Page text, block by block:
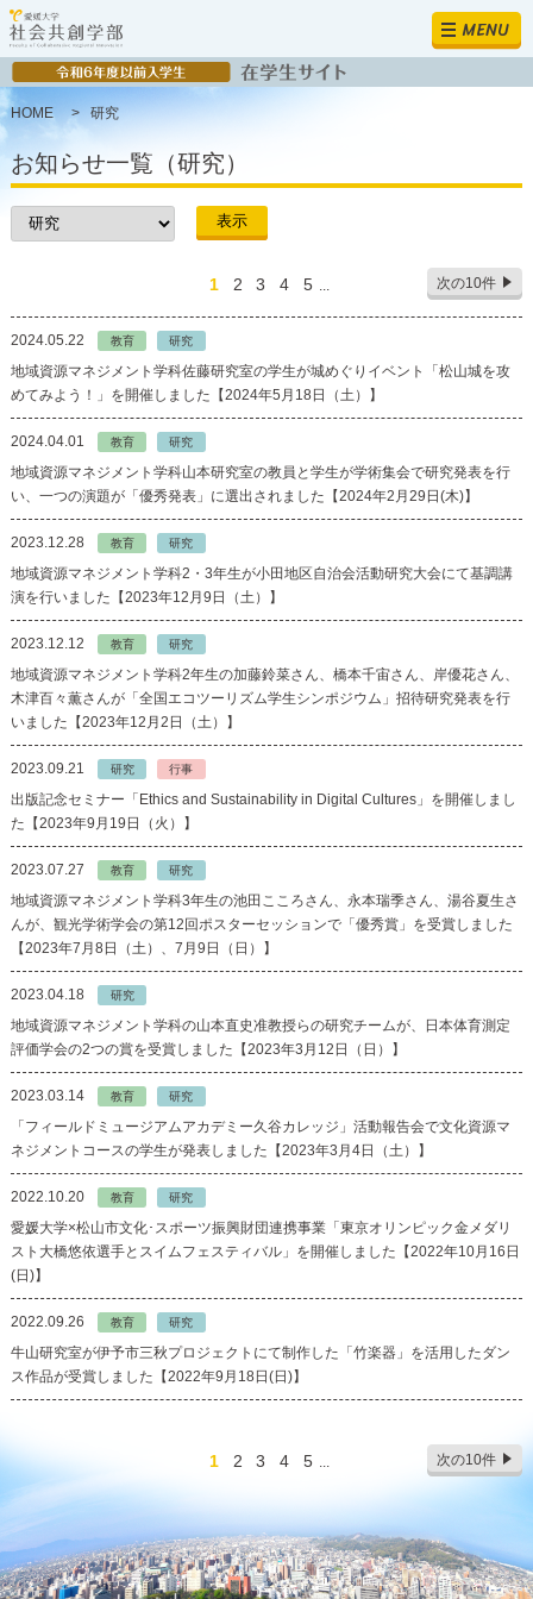
MENU
HOME > 研究
お知らせ一覧（研究）
1 2 3 4 5 ... 次の10件
2024.05.22 教育 研究
地域資源マネジメント学科佐藤研究室の学生が城めぐりイベント「松山城を攻
めてみよう！」を開催しました【2024年5月18日（土）】
2024.04.01 教育 研究
地域資源マネジメント学科山本研究室の教員と学生が学術集会で研究発表を行
い、一つの演題が「優秀発表」に選出されました【2024年2月29日(木)】
2023.12.28 教育 研究
地域資源マネジメント学科2・3年生が小田地区自治会活動研究大会にて基調講
演を行いました【2023年12月9日（土）】
2023.12.12 教育 研究
地域資源マネジメント学科2年生の加藤鈴菜さん、橋本千宙さん、岸優花さん、
木津百々薫さんが「全国エコツーリズム学生シンポジウム」招待研究発表を行
いました【2023年12月2日（土）】
2023.09.21 研究 行事
出版記念セミナー「Ethics and Sustainability in Digital Cultures」を開催しまし
た【2023年9月19日（火）】
2023.07.27 教育 研究
地域資源マネジメント学科3年生の池田こころさん、永本瑞季さん、湯谷夏生さ
んが、観光学術学会の第12回ポスターセッションで「優秀賞」を受賞しました
【2023年7月8日（土）、7月9日（日）】
2023.04.18 研究
地域資源マネジメント学科の山本直史准教授らの研究チームが、日本体育測定
評価学会の2つの賞を受賞しました【2023年3月12日（日）】
2023.03.14 教育 研究
「フィールドミュージアムアカデミー久谷カレッジ」活動報告会で文化資源マ
ネジメントコースの学生が発表しました【2023年3月4日（土）】
2022.10.20 教育 研究
愛媛大学×松山市文化･スポーツ振興財団連携事業「東京オリンピック金メダリ
スト大橋悠依選手とスイムフェスティバル」を開催しました【2022年10月16日
(日)】
2022.09.26 教育 研究
牛山研究室が伊予市三秋プロジェクトにて制作した「竹楽器」を活用したダン
ス作品が受賞しました【2022年9月18日(日)】
1 2 3 4 5 ... 次の10件